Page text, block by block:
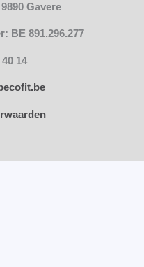
Gavere
BE 891.296.277
14